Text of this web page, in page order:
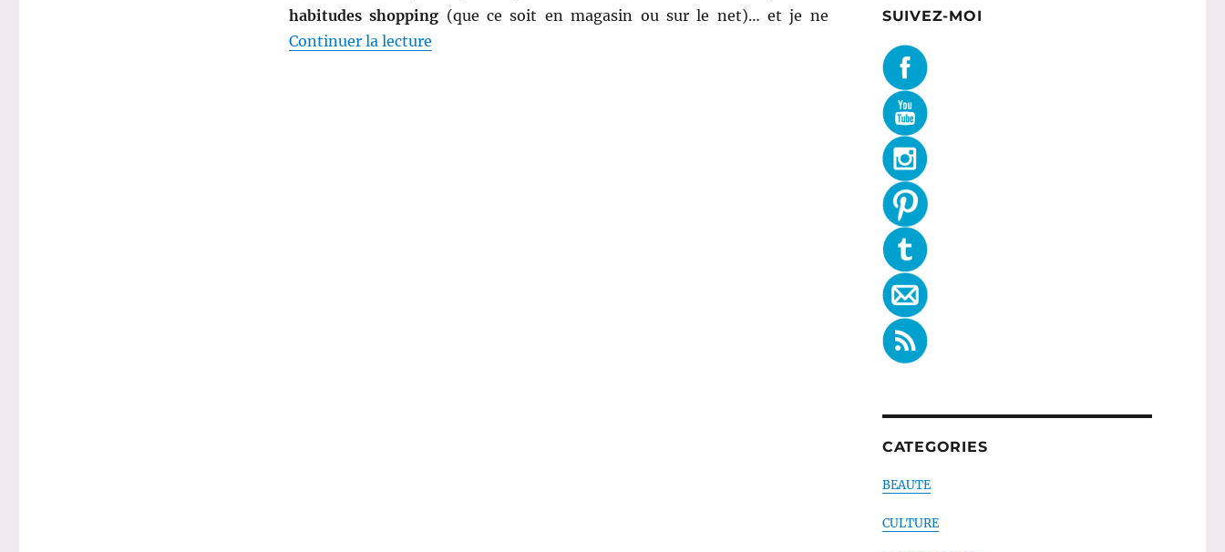
habitudes shopping (que ce soit en magasin ou sur le net)… et je ne
Continuer la lecturede « Qu’acheter sur les sites de ventes privées beauté ? »
SUIVEZ-MOI
CATEGORIES
BEAUTE
CULTURE